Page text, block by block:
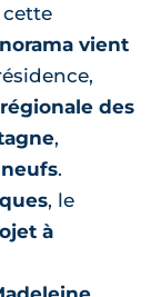
cette
vient
des
,
.
, le
à